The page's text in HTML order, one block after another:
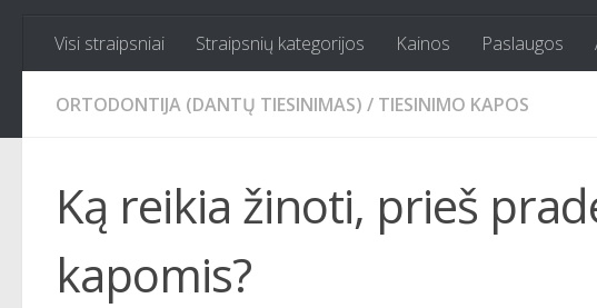
Visi straipsniai Straipsnių kategorijos Kainos Paslaugos
ORTODONTIJA (DANTŲ TIESINIMAS) / TIESINIMO KAPOS
Ką reikia žinoti, prieš
kapomis?